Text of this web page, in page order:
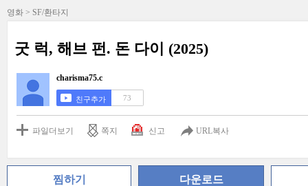
영화 > SF/환타지
굿 럭, 해브 펀. 돈 다이 (2025)
charisma75.c
친구추가 73
파일더보기 쪽지 신고 URL복사
찜하기 다운로드